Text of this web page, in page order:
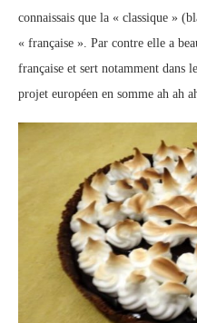
connaissais que la « classique »
« française ». Par contre elle a
française et sert notamment dans
projet européen en somme ah ah